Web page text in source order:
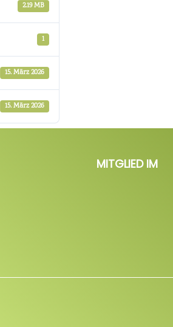
2.19 MB
1
15. März 2026
15. März 2026
MITGLIED IM